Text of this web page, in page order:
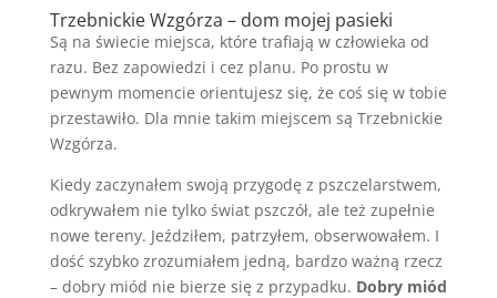
Trzebnickie Wzgórza – dom mojej pasieki
Są na świecie miejsca, które trafiają w człowieka od
razu. Bez zapowiedzi i cez planu. Po prostu w
pewnym momencie orientujesz się, że coś się w tobie
przestawiło. Dla mnie takim miejscem są Trzebnickie
Wzgórza.
Kiedy zaczynałem swoją przygodę z pszczelarstwem,
odkrywałem nie tylko świat pszczół, ale też zupełnie
nowe tereny. Jeździłem, patrzyłem, obserwowałem. I
dość szybko zrozumiałem jedną, bardzo ważną rzecz
– dobry miód nie bierze się z przypadku. Dobry miód